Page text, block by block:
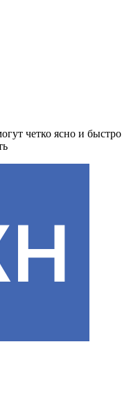
четко ясно и быстро